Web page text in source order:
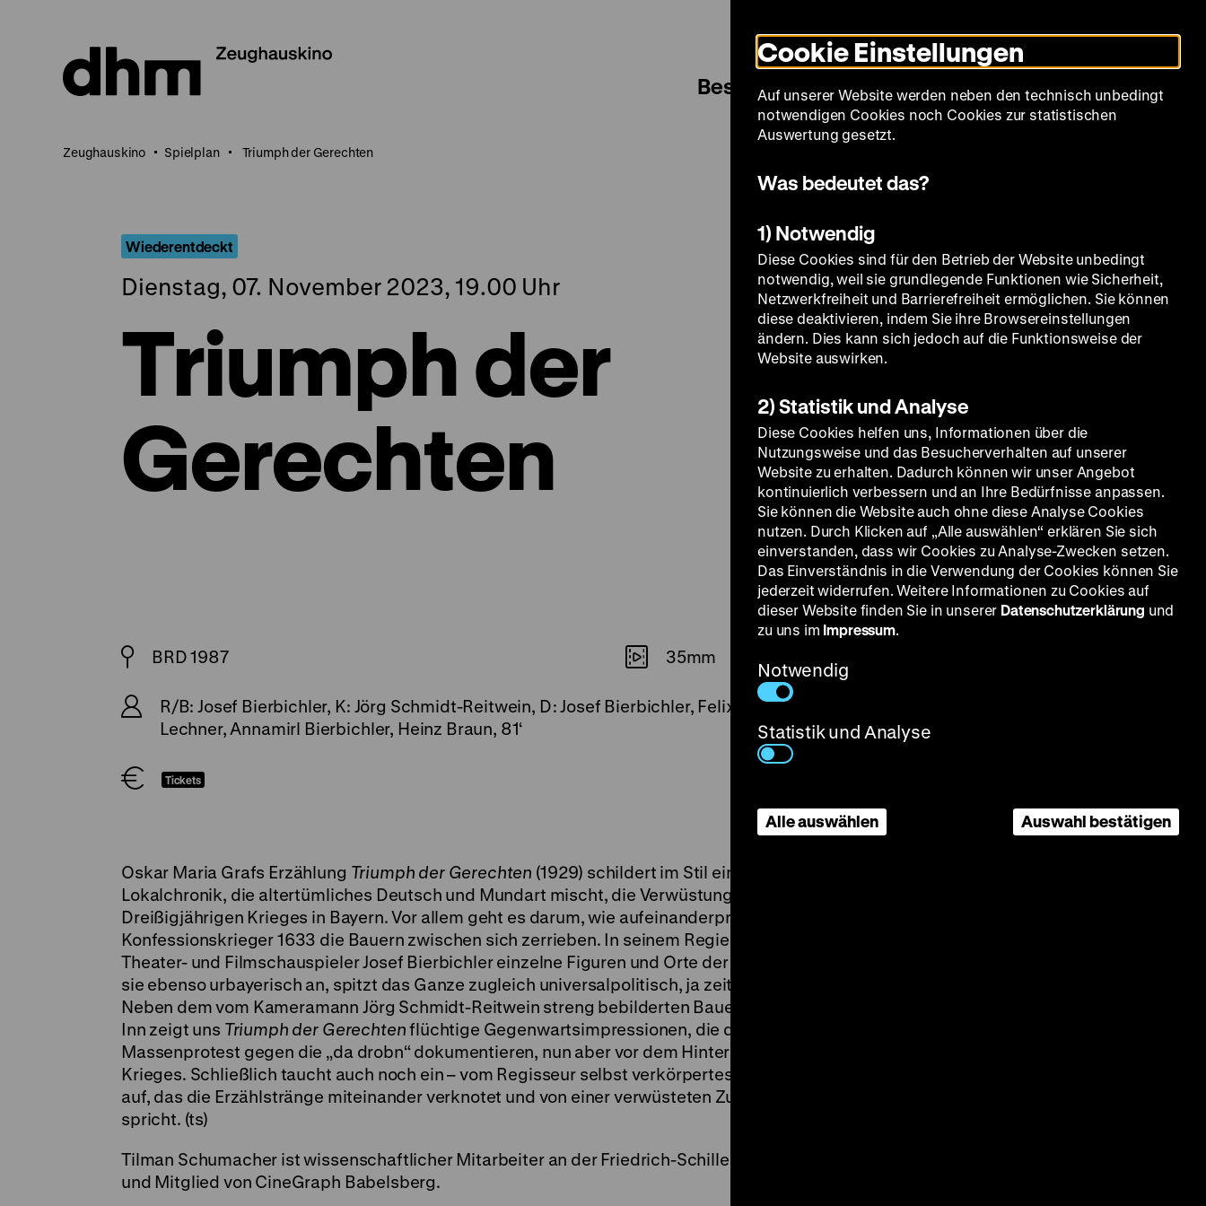
Seiteninhalt
springen
Modus
umschalten
Sprache
Besuch Spielplan Filmreihen Über uns
Zeughauskino Spielplan Triumph der Gerechten
Wiederentdeckt
Dienstag, 07. November 2023, 19.00 Uhr
Triumph der
Gerechten
BRD 1987 35mm
R/B: Josef Bierbichler, K: Jörg Schmidt-Reitwein, D: Josef Bierbichler, Felix von Manteuffel, Edgar Liegl, Andreas
Lechner, Annamirl Bierbichler, Heinz Braun, 81‘
Tickets
Oskar Maria Grafs Erzählung Triumph der Gerechten (1929) schildert im Stil einer bayerischen
Lokalchronik, die altertümliches Deutsch und Mundart mischt, die Verwüstungen des
Dreißigjährigen Krieges in Bayern. Vor allem geht es darum, wie aufeinanderprallende
Konfessionskrieger 1633 die Bauern zwischen sich zerrieben. In seinem Regiedebüt greift der
Theater- und Filmschauspieler Josef Bierbichler einzelne Figuren und Orte der Vorlage auf, legt
sie ebenso urbayerisch an, spitzt das Ganze zugleich universalpolitisch, ja zeitgeistig zu.
Neben dem vom Kameramann Jörg Schmidt-Reitwein streng bebilderten Bauernaufstand am
Inn zeigt uns Triumph der Gerechtenflüchtige Gegenwartsimpressionen, die den
Massenprotest gegen die „da drobn“ dokumentieren, nun aber vor dem Hintergrund des Kalten
Krieges. Schließlich taucht auch noch ein – vom Regisseur selbst verkörpertes – Höhlenwesen
auf, das die Erzählstränge miteinander verknotet und von einer verwüsteten Zukunft aus zu uns
spricht. (ts)
Tilman Schumacher ist wissenschaftlicher Mitarbeiter an der Friedrich-Schiller-Universität Jena
und Mitglied von CineGraph Babelsberg.
Cookie Einstellungen
Auf unserer Website werden neben den technisch unbedingt
notwendigen Cookies noch Cookies zur statistischen
Auswertung gesetzt.
Was bedeutet das?
1) Notwendig
Diese Cookies sind für den Betrieb der Website unbedingt
notwendig, weil sie grundlegende Funktionen wie Sicherheit,
Netzwerkfreiheit und Barrierefreiheit ermöglichen. Sie können
diese deaktivieren, indem Sie ihre Browsereinstellungen
ändern. Dies kann sich jedoch auf die Funktionsweise der
Website auswirken.
2) Statistik und Analyse
Diese Cookies helfen uns, Informationen über die
Nutzungsweise und das Besucherverhalten auf unserer
Website zu erhalten. Dadurch können wir unser Angebot
kontinuierlich verbessern und an Ihre Bedürfnisse anpassen.
Sie können die Website auch ohne diese Analyse Cookies
nutzen. Durch Klicken auf „Alle auswählen“ erklären Sie sich
einverstanden, dass wir Cookies zu Analyse-Zwecken setzen.
Das Einverständnis in die Verwendung der Cookies können Sie
jederzeit widerrufen. Weitere Informationen zu Cookies auf
dieser Website finden Sie in unserer Datenschutzerklärung und
zu uns im Impressum.
Notwendig
Statistik und Analyse
Alle auswählen Auswahl bestätigen